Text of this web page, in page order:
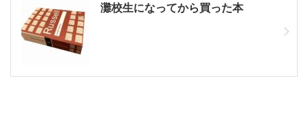
灘校生になってから買った本